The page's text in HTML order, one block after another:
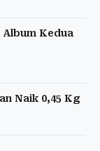
Kedua
Naik 0,45 Kg